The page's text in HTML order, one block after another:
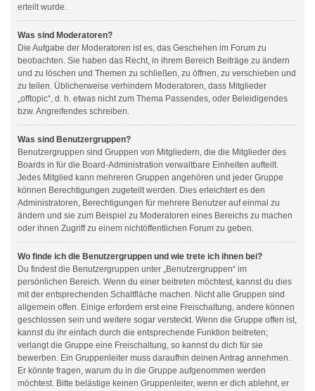
erteilt wurde.
Was sind Moderatoren?
Die Aufgabe der Moderatoren ist es, das Geschehen im Forum zu
beobachten. Sie haben das Recht, in ihrem Bereich Beiträge zu ändern
und zu löschen und Themen zu schließen, zu öffnen, zu verschieben und
zu teilen. Üblicherweise verhindern Moderatoren, dass Mitglieder
„offtopic“, d. h. etwas nicht zum Thema Passendes, oder Beleidigendes
bzw. Angreifendes schreiben.
Was sind Benutzergruppen?
Benutzergruppen sind Gruppen von Mitgliedern, die die Mitglieder des
Boards in für die Board-Administration verwaltbare Einheiten aufteilt.
Jedes Mitglied kann mehreren Gruppen angehören und jeder Gruppe
können Berechtigungen zugeteilt werden. Dies erleichtert es den
Administratoren, Berechtigungen für mehrere Benutzer auf einmal zu
ändern und sie zum Beispiel zu Moderatoren eines Bereichs zu machen
oder ihnen Zugriff zu einem nichtöffentlichen Forum zu geben.
Wo finde ich die Benutzergruppen und wie trete ich ihnen bei?
Du findest die Benutzergruppen unter „Benutzergruppen“ im
persönlichen Bereich. Wenn du einer beitreten möchtest, kannst du dies
mit der entsprechenden Schaltfläche machen. Nicht alle Gruppen sind
allgemein offen. Einige erfordern erst eine Freischaltung, andere können
geschlossen sein und weitere sogar versteckt. Wenn die Gruppe offen ist,
kannst du ihr einfach durch die entsprechende Funktion beitreten;
verlangt die Gruppe eine Freischaltung, so kannst du dich für sie
bewerben. Ein Gruppenleiter muss daraufhin deinen Antrag annehmen.
Er könnte fragen, warum du in die Gruppe aufgenommen werden
möchtest. Bitte belästige keinen Gruppenleiter, wenn er dich ablehnt, er